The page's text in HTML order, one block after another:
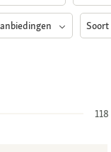
Soort
118